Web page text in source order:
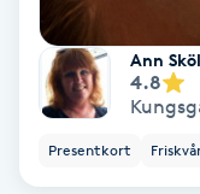
Fettreducering
Fibromassage
Fillers
Ann
4.8
Presentkort